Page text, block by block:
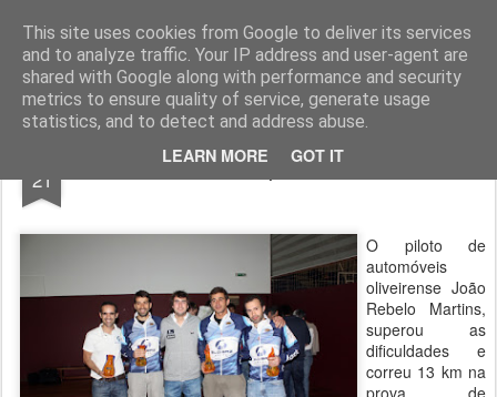
This site uses cookies from Google to deliver its services
and to analyze traffic. Your IP address and user-agent are
shared with Google along with performance and security
metrics to ensure quality of service, generate usage
statistics, and to detect and address abuse.
LEARN MORE GOT IT
ROADGALAXY - Media Center
21 Rebelo Martins supera as dificuldades
O piloto de
automóveis
oliveirense João
Rebelo Martins,
superou as
dificuldades e
correu 13 km na
prova de